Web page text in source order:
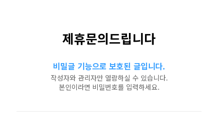
제휴문의드립니다
비밀글 기능으로 보호된 글입니다.
작성자와 관리자만 열람하실 수 있습니다.
본인이라면 비밀번호를 입력하세요.